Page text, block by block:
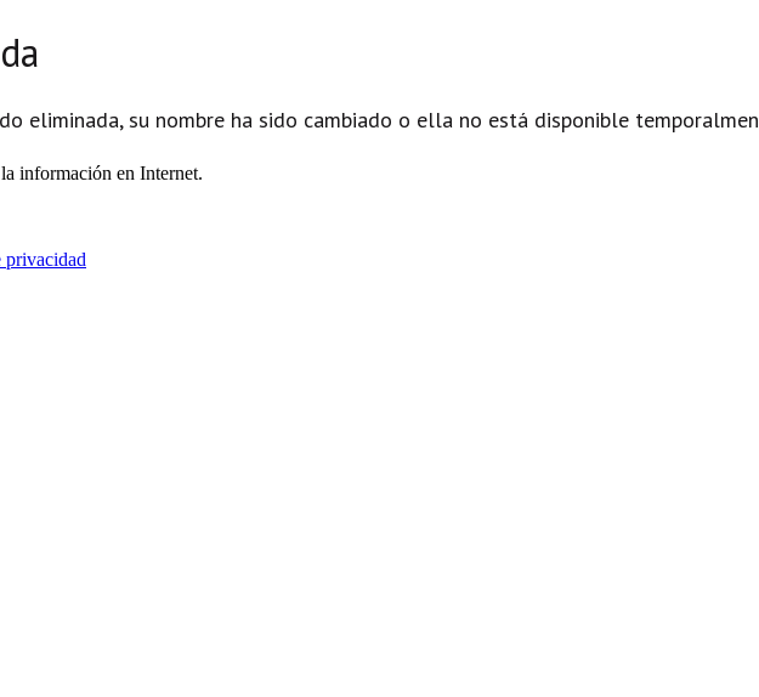
eliminada, su nombre ha sido cambiado o ella no está disponible
información en Internet.
privacidad